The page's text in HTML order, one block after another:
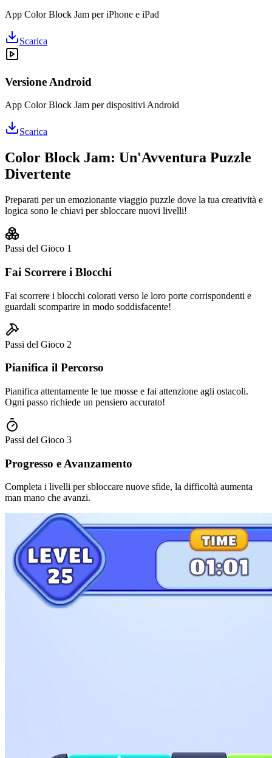
App Color Block Jam per iPhone e iPad
Scarica
Versione Android
App Color Block Jam per dispositivi Android
Scarica
Color Block Jam: Un'Avventura Puzzle
Divertente
Preparati per un emozionante viaggio puzzle dove la tua creatività e
logica sono le chiavi per sbloccare nuovi livelli!
Passi del Gioco 1
Fai Scorrere i Blocchi
Fai scorrere i blocchi colorati verso le loro porte corrispondenti e
guardali scomparire in modo soddisfacente!
Passi del Gioco 2
Pianifica il Percorso
Pianifica attentamente le tue mosse e fai attenzione agli ostacoli.
Ogni passo richiede un pensiero accurato!
Passi del Gioco 3
Progresso e Avanzamento
Completa i livelli per sbloccare nuove sfide, la difficoltà aumenta
man mano che avanzi.